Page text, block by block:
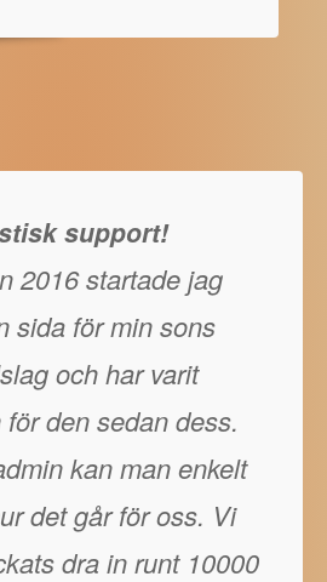
support!
2016 startade jag
sida för min sons
och har varit
den sedan dess.
kan man enkelt
det går för oss. Vi
dra in runt 10000